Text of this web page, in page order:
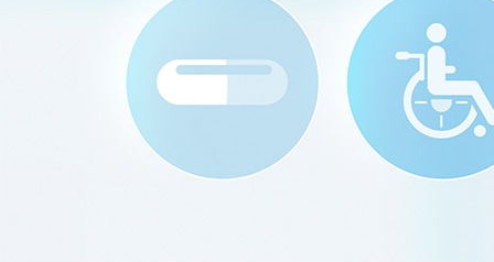
PAR MUMS PROJEKTI
KONTAKTI
PRIVĀTUMA POLITIKA